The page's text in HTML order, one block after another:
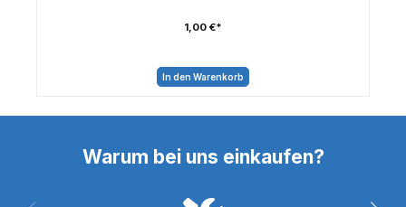
1,00 €*
In den Warenkorb
Warum bei uns einkaufen?